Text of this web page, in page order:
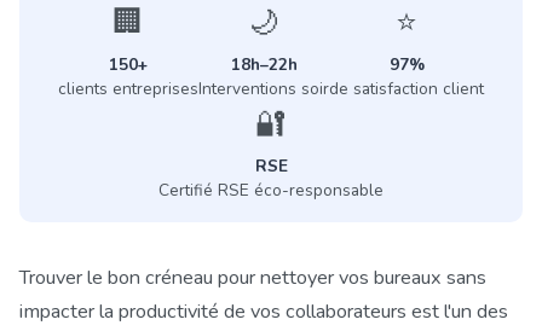
🏢
150+
clients entreprises
🌙
18h–22h
Interventions soir
⭐
97%
de satisfaction client
🔐
RSE
Certifié RSE éco-responsable
Trouver le bon créneau pour nettoyer vos bureaux sans
impacter la productivité de vos collaborateurs est l'un des